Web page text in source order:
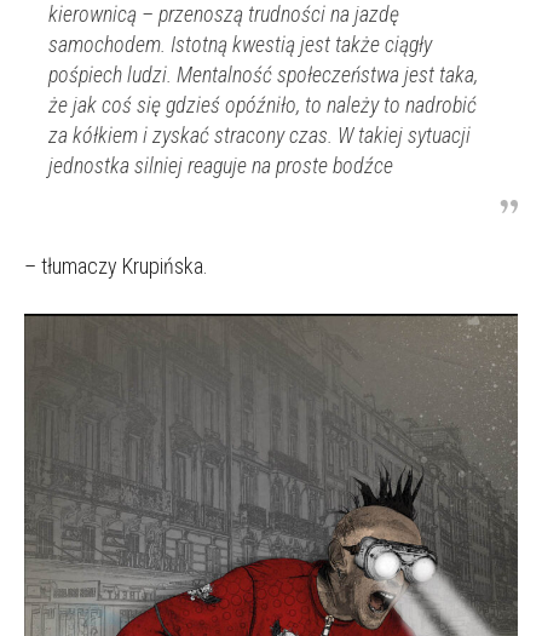
kierownicą – przenoszą trudności na jazdę
samochodem. Istotną kwestią jest także ciągły
pośpiech ludzi. Mentalność społeczeństwa jest taka,
że jak coś się gdzieś opóźniło, to należy to nadrobić
za kółkiem i zyskać stracony czas. W takiej sytuacji
jednostka silniej reaguje na proste bodźce
– tłumaczy Krupińska.